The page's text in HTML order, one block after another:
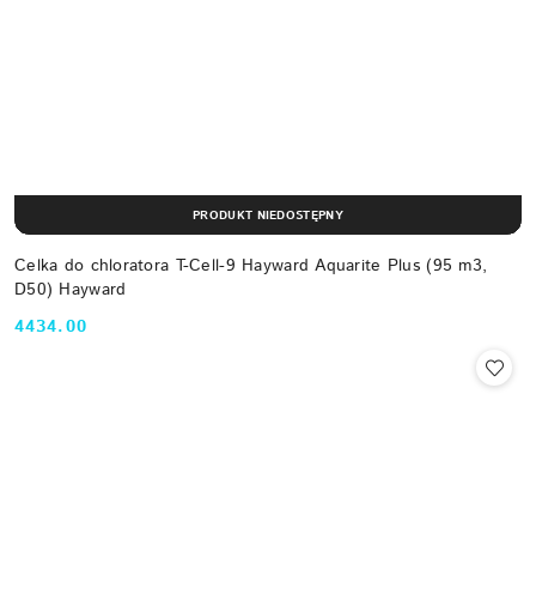
Celka do chloratora T-Cell-9 Hayward Aquarite Plus (95 m3,
D50) Hayward
Cena:
4434.00
PRODUKT NIEDOSTĘPNY